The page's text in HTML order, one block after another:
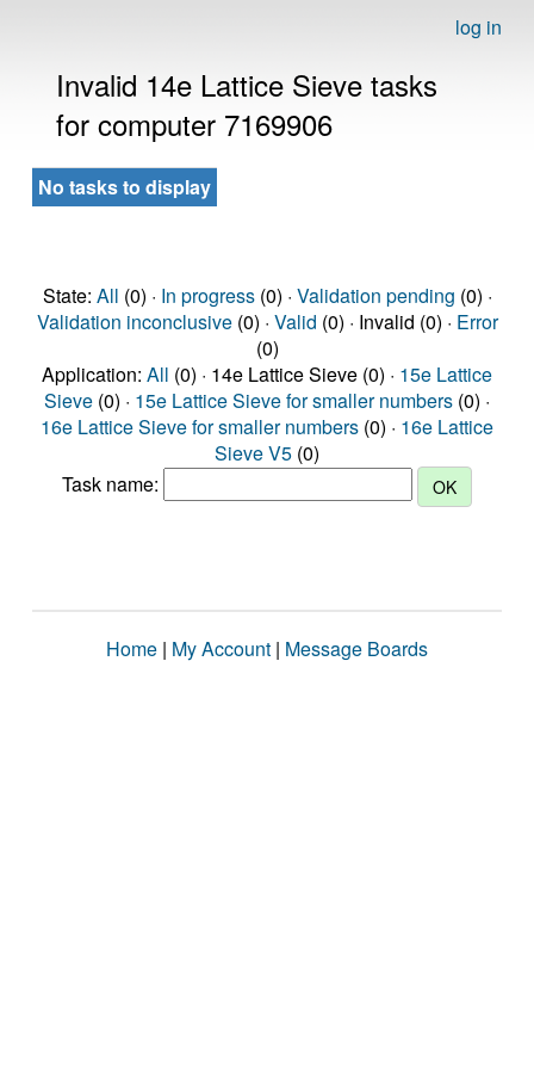
log in
Invalid 14e Lattice Sieve tasks
for computer 7169906
No tasks to display
State: All (0) · In progress(0) · Validation pending (0) ·
Validation inconclusive(0) · Valid (0) · Invalid (0) · Error
(0)
Application: All (0) · 14e Lattice Sieve (0) · 15e Lattice
Sieve (0) · 15e Lattice Sieve for smaller numbers (0) ·
16e Lattice Sieve for smaller numbers (0) · 16e Lattice
Sieve V5 (0)
Task name:
Home | My Account | Message Boards